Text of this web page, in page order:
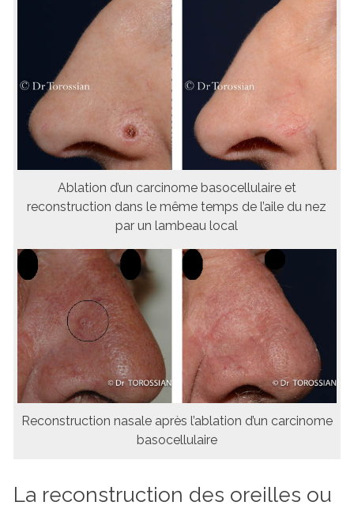
Ablation d’un carcinome basocellulaire et
reconstruction dans le même temps de l’aile du nez
par un lambeau local
Reconstruction nasale après l’ablation d’un carcinome
basocellulaire
La reconstruction des oreilles ou